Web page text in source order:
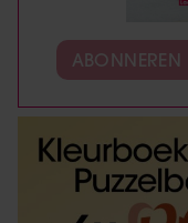
ABONNEREN